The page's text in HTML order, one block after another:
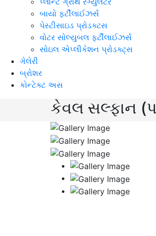
બાયો ફર્ટીલાઈઝર્સ
પેસ્ટીસાઇડ પ્રોડક્ટસ
વોટર સોલ્યુબલ ફર્ટીલાઈઝર્સ
સોઇલ એપ્લીકેશન પ્રોડક્ટ્સ
ગેલેરી
બ્રોશર
કોન્ટેક્ટ અસ
કેવલ સલ્ફાન